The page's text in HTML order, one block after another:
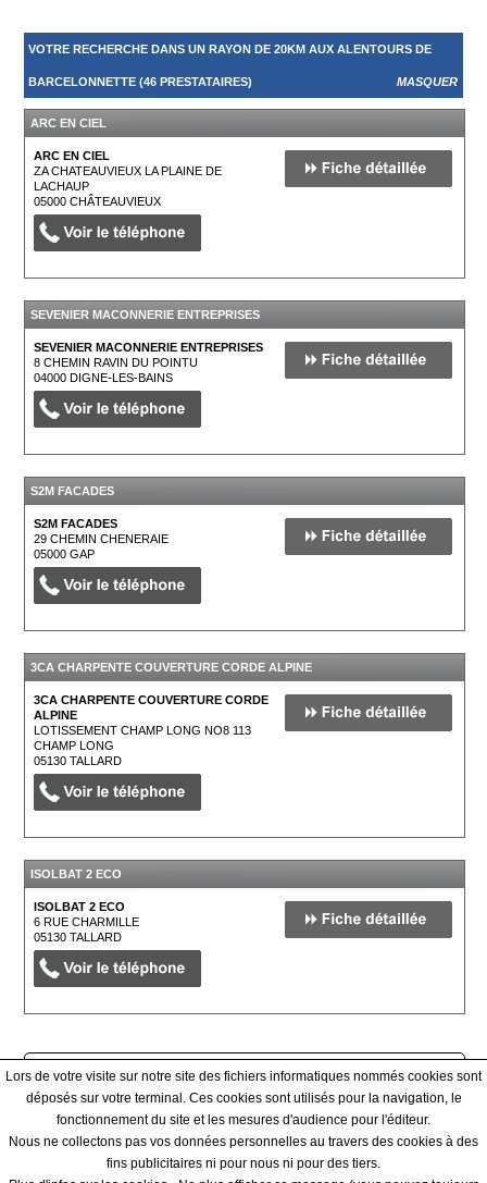
VOTRE RECHERCHE DANS UN RAYON DE 20KM AUX ALENTOURS DE
BARCELONNETTE (46 PRESTATAIRES) MASQUER
ARC EN CIEL
ARC EN CIEL
ZA CHATEAUVIEUX LA PLAINE DE
LACHAUP
05000CHÂTEAUVIEUX
SEVENIER MACONNERIE ENTREPRISES
SEVENIER MACONNERIE ENTREPRISES
8 CHEMIN RAVIN DU POINTU
04000DIGNE-LES-BAINS
S2M FACADES
S2M FACADES
29 CHEMIN CHENERAIE
05000GAP
3CA CHARPENTE COUVERTURE CORDE ALPINE
3CA CHARPENTE COUVERTURE CORDE
ALPINE
LOTISSEMENT CHAMP LONG NO8 113
CHAMP LONG
05130TALLARD
ISOLBAT 2 ECO
ISOLBAT 2 ECO
6 RUE CHARMILLE
05130TALLARD
Afficher tous les prestataires
Qui sommes-nous ? - Contact - Conditions générales
|
Lors de votre visite sur notre site des fichiers informatiques nommés cookies sont
déposés sur votre terminal. Ces cookies sont utilisés pour la navigation, le
fonctionnement du site et les mesures d'audience pour l'éditeur.
Nous ne collectons pas vos données personnelles au travers des cookies à des
fins publicitaires ni pour nous ni pour des tiers.